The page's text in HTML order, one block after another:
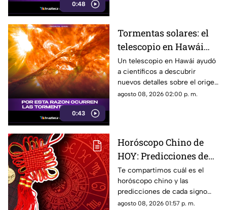
0:48
0:43
Tormentas solares: el
telescopio en Hawái
que reveló cómo nacen
estos fenómenos del
Sol
Un telescopio en Hawái ayudó
a científicos a descubrir
nuevos detalles sobre el origen
de las tormentas solares y sus
agosto 08, 2026 02:00 p. m.
Horóscopo Chino de
HOY: Predicciones de
este 8 de agosto de 2026
para cada signo del
zodiaco
Te compartimos cuál es el
horóscopo chino y las
predicciones de cada signo
para el día de hoy, sábado 8 de
agosto 08, 2026 01:57 p. m.